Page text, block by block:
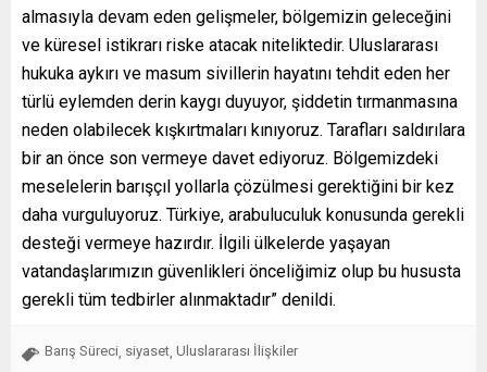
almasıyla devam eden gelişmeler, bölgemizin geleceğini
ve küresel istikrarı riske atacak niteliktedir. Uluslararası
hukuka aykırı ve masum sivillerin hayatını tehdit eden her
türlü eylemden derin kaygı duyuyor, şiddetin tırmanmasına
neden olabilecek kışkırtmaları kınıyoruz. Tarafları saldırılara
bir an önce son vermeye davet ediyoruz. Bölgemizdeki
meselelerin barışçıl yollarla çözülmesi gerektiğini bir kez
daha vurguluyoruz. Türkiye, arabuluculuk konusunda gerekli
desteği vermeye hazırdır. İlgili ülkelerde yaşayan
vatandaşlarımızın güvenlikleri önceliğimiz olup bu hususta
gerekli tüm tedbirler alınmaktadır” denildi.
Barış Süreci siyaset Uluslararası İlişkiler